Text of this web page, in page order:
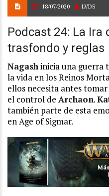
18/07/2020 LVDS
Podcast 24: La Ira
trasfondo y reglas
Nagashinicia una guerra
la vida en los Reinos
ellos necesita antes tomar
el control de Archaon.
también parte de esta
en Age of Sigmar.